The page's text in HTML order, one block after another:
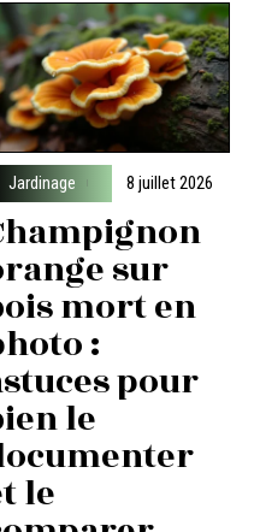
Jardinage 8 juillet 2026
sur
mort en
:
pour
le
le